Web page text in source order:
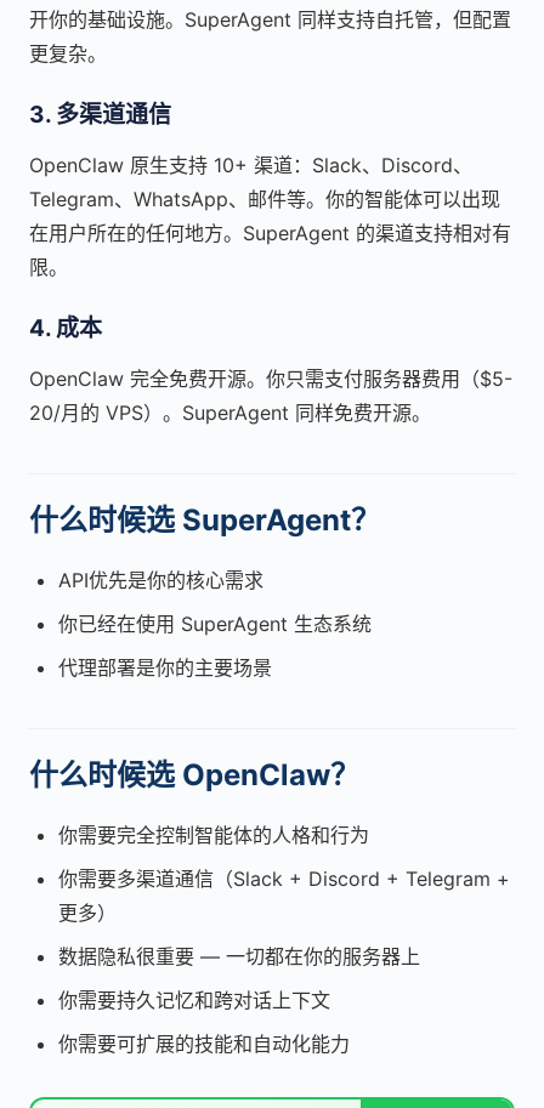
开你的基础设施。SuperAgent 同样支持自托管，但配置
更复杂。
3. 多渠道通信
OpenClaw 原生支持 10+ 渠道：Slack、Discord、
Telegram、WhatsApp、邮件等。你的智能体可以出现
在用户所在的任何地方。SuperAgent 的渠道支持相对有
限。
4. 成本
OpenClaw 完全免费开源。你只需支付服务器费用（$5-
20/月的 VPS）。SuperAgent 同样免费开源。
什么时候选 SuperAgent？
API优先是你的核心需求
你已经在使用 SuperAgent 生态系统
代理部署是你的主要场景
什么时候选 OpenClaw？
你需要完全控制智能体的人格和行为
你需要多渠道通信（Slack + Discord + Telegram +
更多）
数据隐私很重要 — 一切都在你的服务器上
你需要持久记忆和跨对话上下文
你需要可扩展的技能和自动化能力